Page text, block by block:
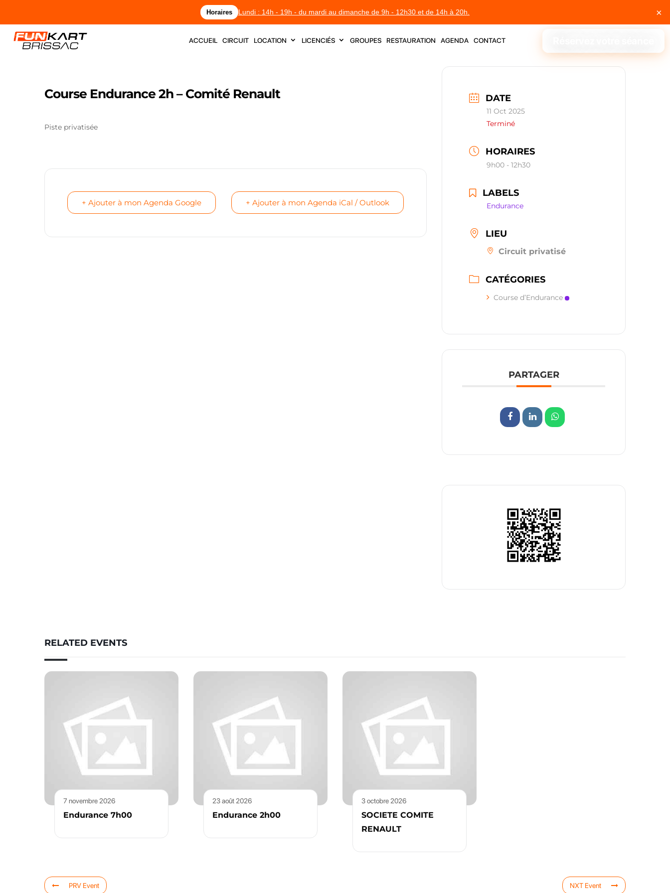
Horaires Lundi : 14h - 19h - du mardi au dimanche de 9h - 12h30 et de 14h à 20h. ×
accueil circuit location licenciés groupes restauration agenda contact
Course Endurance 2h – Comité Renault
Piste privatisée
+ Ajouter à mon Agenda Google + Ajouter à mon Agenda iCal / Outlook
DATE
11 Oct 2025
Terminé
HORAIRES
9h00 - 12h30
LABELS
Endurance
LIEU
Circuit privatisé
CATÉGORIES
Course d’Endurance
PARTAGER
RELATED EVENTS
7 novembre 2026
Endurance 7h00
23 août 2026
Endurance 2h00
3 octobre 2026
SOCIETE COMITE
RENAULT
PRV Event NXT Event